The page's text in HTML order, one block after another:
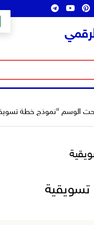
الوسم “نموذج خطة